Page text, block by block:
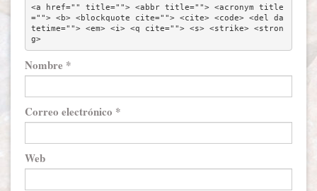
<a href="" title=""> <abbr title=""> <acronym title
=""> <b> <blockquote cite=""> <cite> <code> <del da
tetime=""> <em> <i> <q cite=""> <s> <strike> <stron
g>
Nombre *
Correo electrónico *
Web